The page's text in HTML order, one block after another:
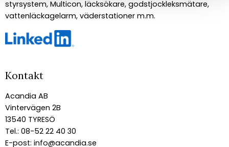
styrsystem, Multicon, läcksökare, godstjockleksmätare,
vattenläckagelarm, väderstationer m.m.
Kontakt
Acandia AB
Vintervägen 2B
13540 TYRESÖ
Tel.: 08-52 22 40 30
E-post: info@acandia.se